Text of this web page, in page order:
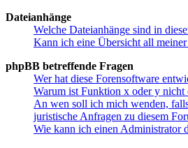
Dateianhänge
Welche Dateianhänge sind in
Kann ich eine Übersicht all
phpBB betreffende Fragen
Wer hat diese Forensoftware
Warum ist Funktion x oder y nicht
An wen soll ich mich wenden,
juristische Anfragen zu diesem
Wie kann ich einen Administrator